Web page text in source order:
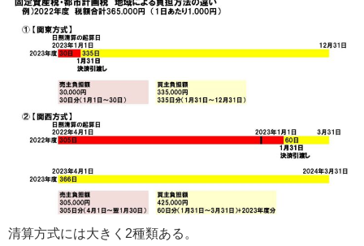
清算方式には大きく2種類ある。